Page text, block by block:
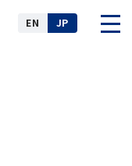
EN JP